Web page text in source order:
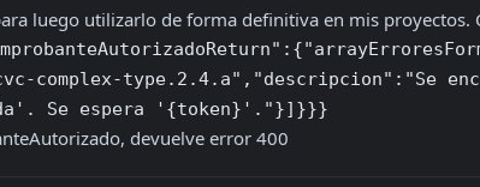
luego utilizarlo de forma definitiva en mis proyectos.
complex-type.2.4.a","descripcion":"Se
Se espera '{token}'."}]}}}
devuelve error 400